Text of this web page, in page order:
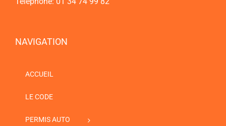
NAVIGATION
ACCUEIL
LE CODE
PERMIS AUTO